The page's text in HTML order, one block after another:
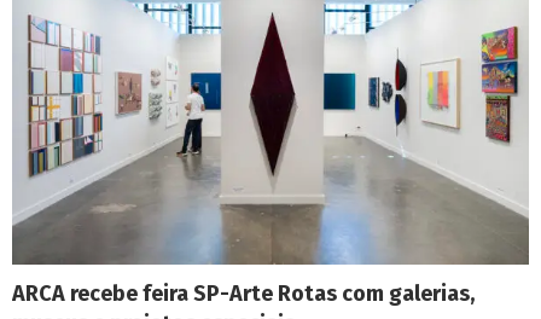
ARCA recebe feira SP-Arte Rotas com galerias,